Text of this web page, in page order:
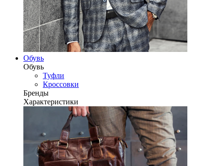
Обувь
Обувь
Туфли
Кроссовки
Бренды
Характеристики